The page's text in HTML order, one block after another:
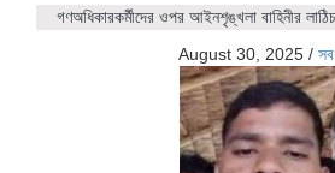
গণঅধিকারকর্মীদের ওপর আইনশৃঙ্খলা বাহিনীর
August 30, 2025 /